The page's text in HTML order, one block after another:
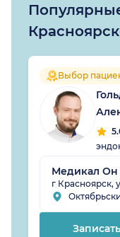
Выбор
Медикал Он
г Красноярск,